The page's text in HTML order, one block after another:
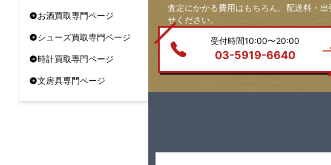
お酒買取専門ページ
シューズ買取専門ページ
時計買取専門ページ
文房具専門ページ
査定にかかる費用はもちろん、配送料・
せください。
受付時間10:00〜20:00
03-5919-6640